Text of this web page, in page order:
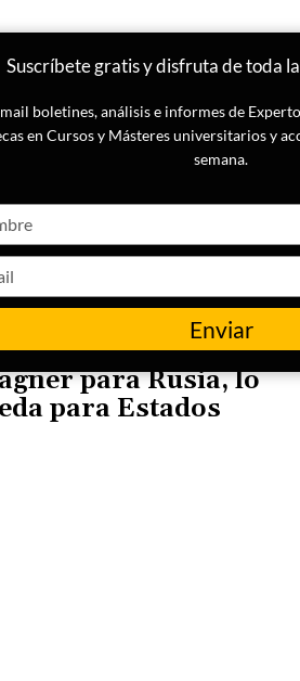
para Rusia, lo
para Estados
Suscríbete gratis y disfruta de toda
boletines, análisis e informes de
en Cursos y Másteres universitarios y
semana.
Enviar